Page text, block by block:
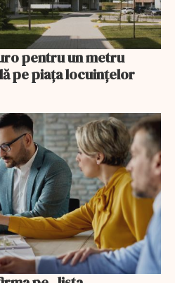
pentru un metru
pe piața locuințelor